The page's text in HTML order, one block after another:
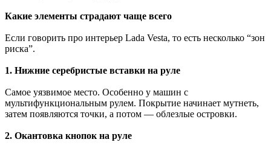
Какие элементы страдают чаще всего
Если говорить про интерьер Lada Vesta, то есть несколько “зон
риска”.
1. Нижние серебристые вставки на руле
Самое уязвимое место. Особенно у машин с
мультифункциональным рулем. Покрытие начинает мутнеть,
затем появляются точки, а потом — облезлые островки.
2. Окантовка кнопок на руле